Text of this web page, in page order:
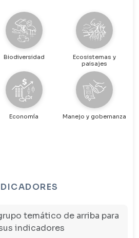
Biodiversidad
Ecosistemas y
paisajes
Economía Manejo y gobernanza
temático de arriba para
indicadores